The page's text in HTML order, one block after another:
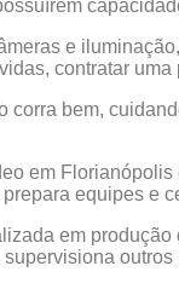
e
contratar
bem,
em
equipes e
em